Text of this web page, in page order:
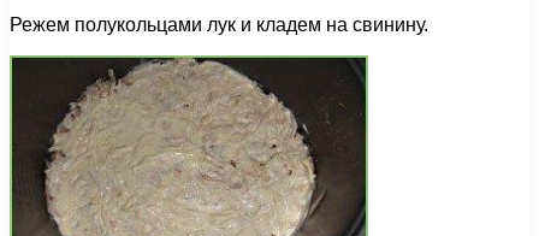
Режем полукольцами лук и кладем на свинину.